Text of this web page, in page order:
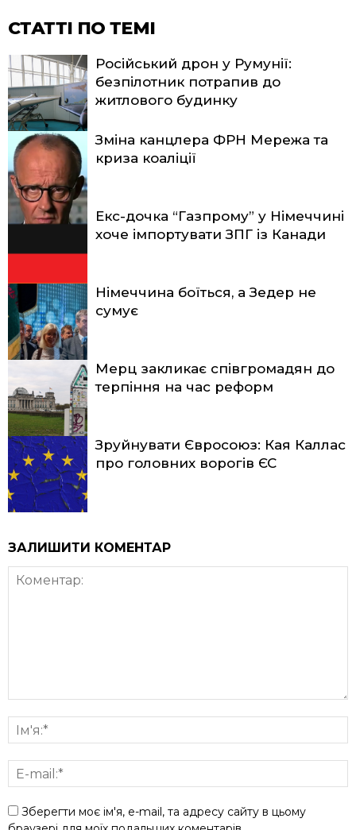
СТАТТІ ПО ТЕМІ
Російський дрон у Румунії:
безпілотник потрапив до
житлового будинку
Зміна канцлера ФРН Мережа та
криза коаліції
Екс-дочка “Газпрому” у Німеччині
хоче імпортувати ЗПГ із Канади
Німеччина боїться, а Зедер не
сумує
Мерц закликає співгромадян до
терпіння на час реформ
Зруйнувати Євросоюз: Кая Каллас
про головних ворогів ЄС
ЗАЛИШИТИ КОМЕНТАР
Зберегти моє ім'я, e-mail, та адресу сайту в цьому